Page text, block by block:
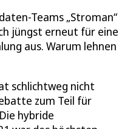
Teams „Stroman“
jüngst erneut für eine
aus. Warum lehnen
schlichtweg nicht
zum Teil für
hybride